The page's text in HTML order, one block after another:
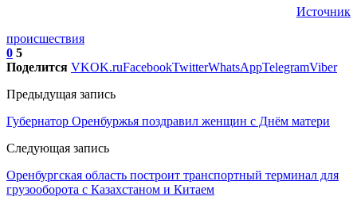
Источник
происшествия
0 5
Поделится VKOK.ruFacebookTwitterWhatsAppTelegramViber
Предыдущая запись
Губернатор Оренбуржья поздравил женщин с Днём матери
Следующая запись
Оренбургская область построит транспортный терминал для
грузооборота с Казахстаном и Китаем